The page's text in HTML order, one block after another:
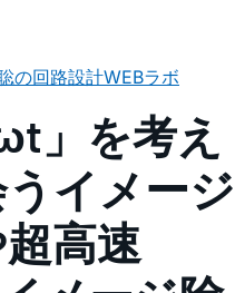
の回路設計WEBラボ
」を考え
イメージ
高速